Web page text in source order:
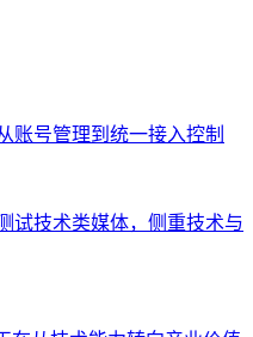
账号管理到统一接入控制
试技术类媒体，侧重技术与